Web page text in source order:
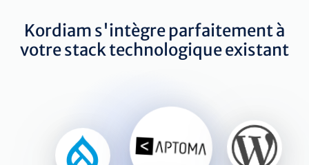
Kordiam s'intègre parfaitement à
votre stack technologique existant